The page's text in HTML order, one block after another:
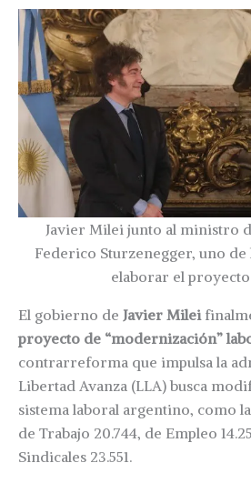
Javier Milei junto al ministro
Federico Sturzenegger, uno de
elaborar el
El gobierno de Javier Milei
proyecto de “modernización”
contrarreforma que impulsa la
Libertad Avanza (LLA) busca
sistema laboral argentino, como
de Trabajo 20.744, de Empleo
Sindicales 23.551.